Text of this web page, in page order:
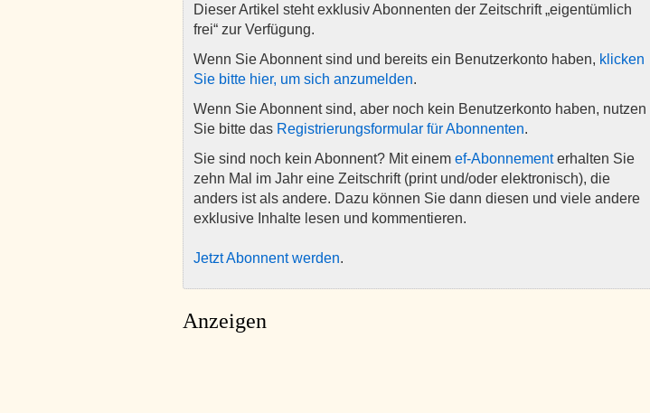
Dieser Artikel steht exklusiv Abonnenten der Zeitschrift „eigentümlich
frei“ zur Verfügung.
Wenn Sie Abonnent sind und bereits ein Benutzerkonto haben, klicken
Sie bitte hier, um sich anzumelden.
Wenn Sie Abonnent sind, aber noch kein Benutzerkonto haben, nutzen
Sie bitte das Registrierungsformular für Abonnenten.
Sie sind noch kein Abonnent? Mit einem ef-Abonnementerhalten Sie
zehn Mal im Jahr eine Zeitschrift (print und/oder elektronisch), die
anders ist als andere. Dazu können Sie dann diesen und viele andere
exklusive Inhalte lesen und kommentieren.
Jetzt Abonnent werden.
Anzeigen